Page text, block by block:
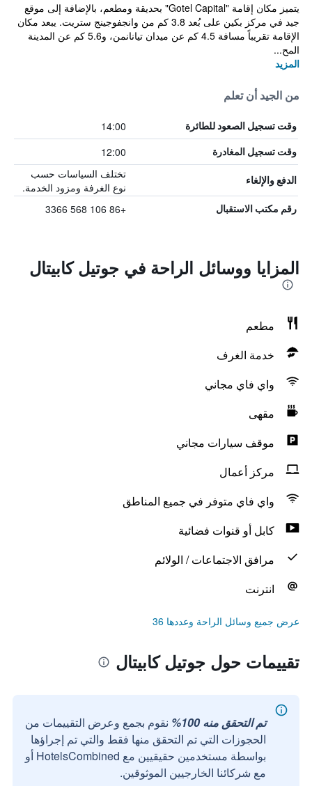
يتميز مكان إقامة "Gotel Capital" بحديقة ومطعم، بالإضافة إلى موقع
جيد في مركز بكين على بُعد 3.8 كم من وانجفوجينج ستريت. يبعد مكان
الإقامة تقريباً مسافة 4.5 كم عن ميدان تيانانمن، و5.6 كم عن المدينة
المح...
المزيد
من الجيد أن تعلم
وقت تسجيل الصعود للطائرة 14:00
وقت تسجيل المغادرة 12:00
الدفع والإلغاء
تختلف السياسات حسب
نوع الغرفة ومزود الخدمة.
رقم مكتب الاستقبال +86 106 568 3366
المزايا ووسائل الراحة في جوتيل كابيتال
مطعم
خدمة الغرف
واي فاي مجاني
مقهى
موقف سيارات مجاني
مركز أعمال
واي فاي متوفر في جميع المناطق
كابل أو قنوات فضائية
مرافق الاجتماعات / الولائم
انترنت
عرض جميع وسائل الراحة وعددها 36
تقييمات حول جوتيل كابيتال
تم التحقق منه 100%
نقوم بجمع وعرض التقييمات من
الحجوزات التي تم التحقق منها فقط والتي تم إجراؤها
بواسطة مستخدمين حقيقيين مع HotelsCombined أو
مع شركائنا الخارجيين الموثوقين.